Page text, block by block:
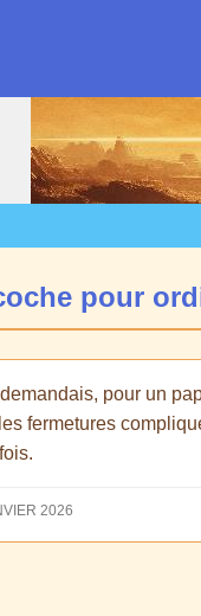
pour
pour un
fermetures
2026